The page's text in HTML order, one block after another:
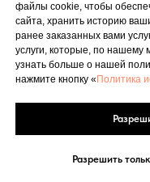
файлы cookie, чтобы
сайта, хранить историю
ранее заказанных вами
услуги, которые, по
узнать больше о нашей
нажмите кнопку « Политика
Разрешить